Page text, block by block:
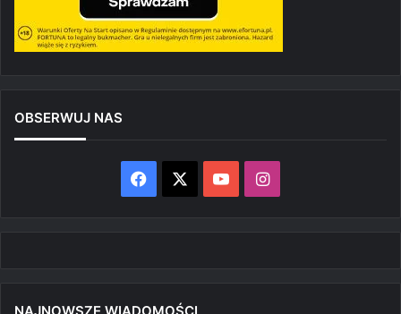
OBSERWUJ NAS
Facebook YouTubeInstagram